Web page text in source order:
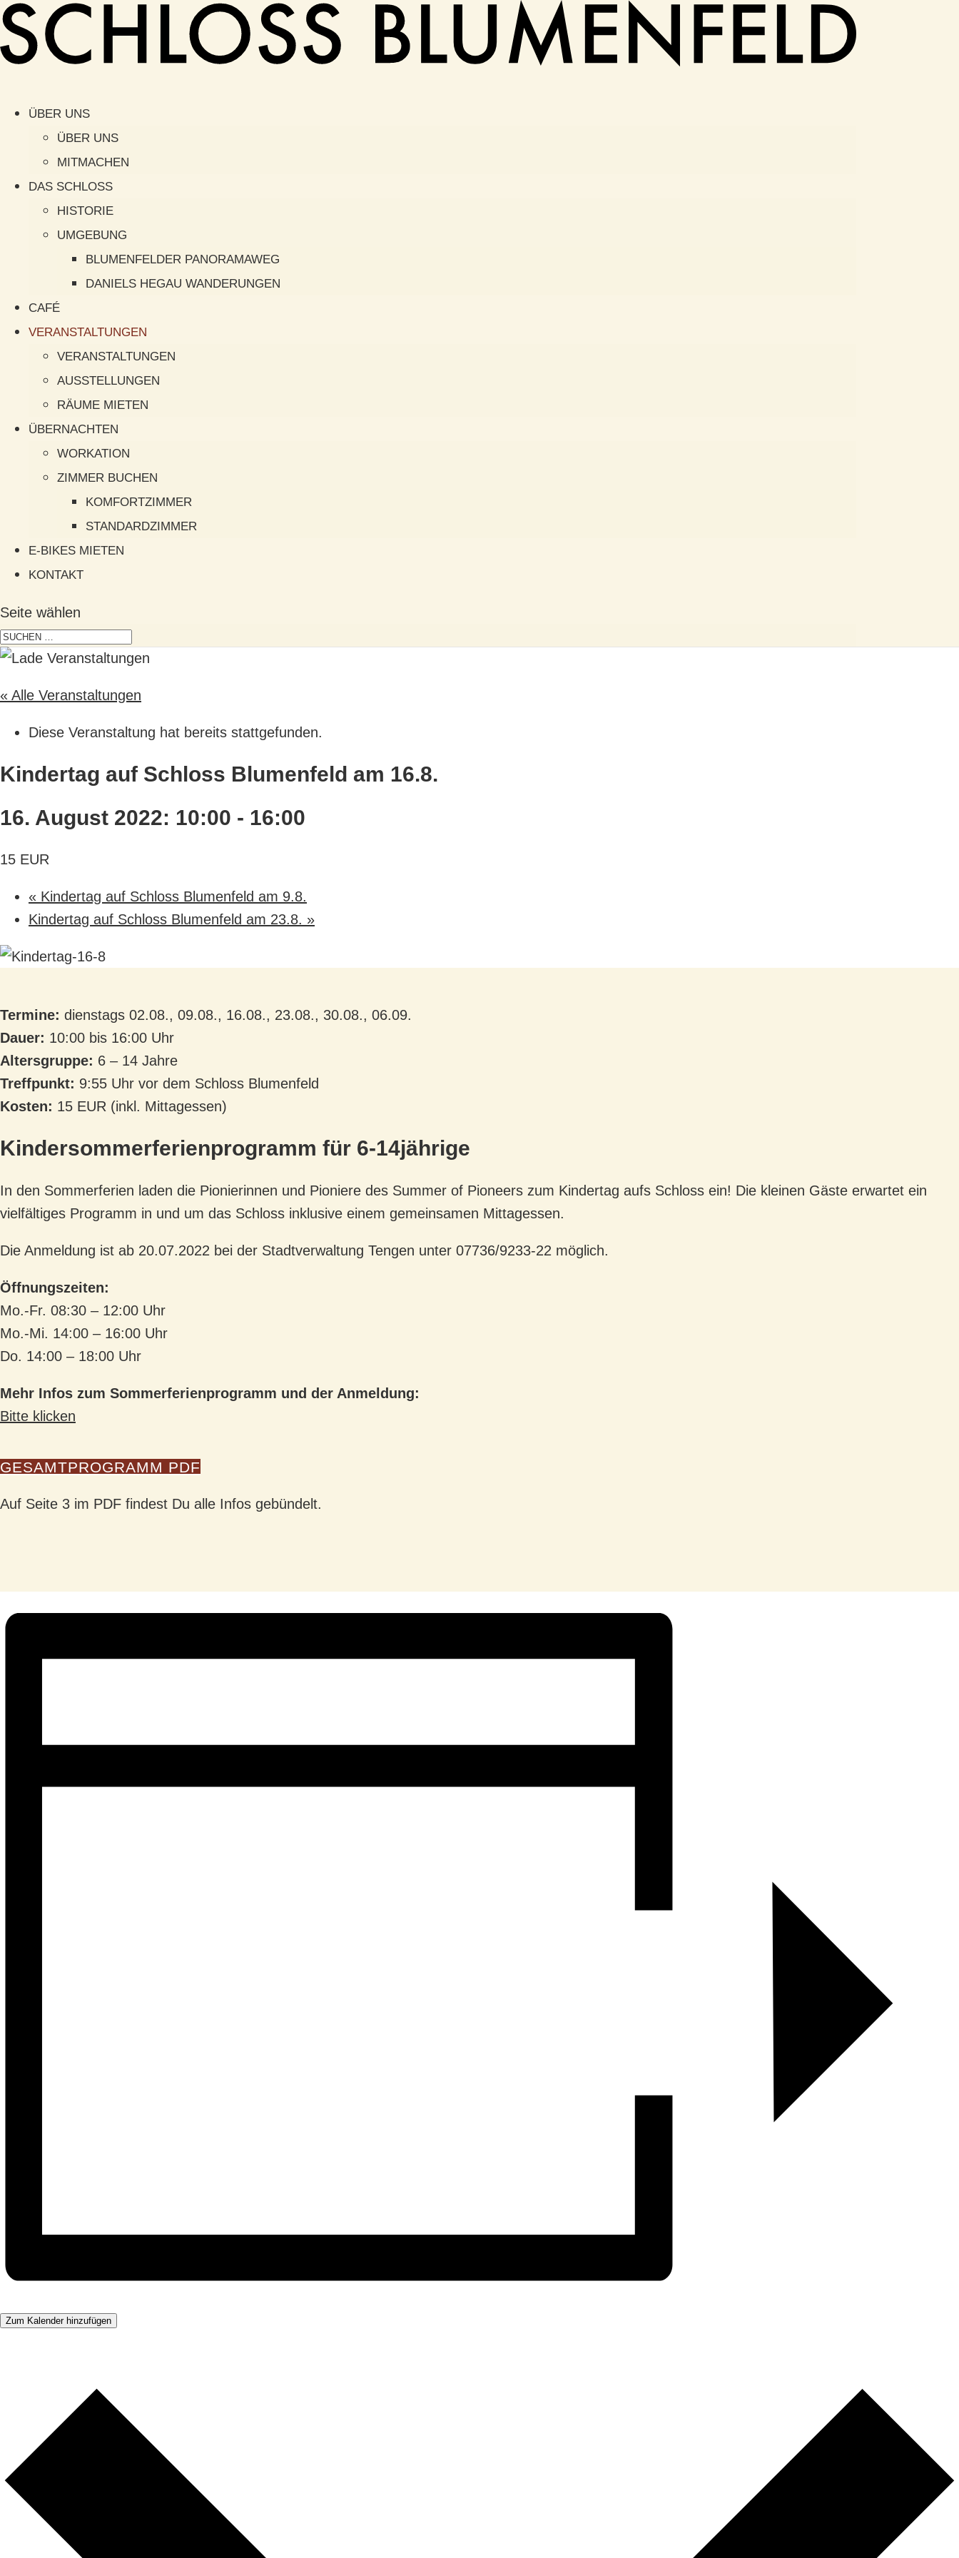
ÜBER UNS
ÜBER UNS
MITMACHEN
DAS SCHLOSS
HISTORIE
UMGEBUNG
BLUMENFELDER PANORAMAWEG
DANIELS HEGAU WANDERUNGEN
CAFÉ
VERANSTALTUNGEN
VERANSTALTUNGEN
AUSSTELLUNGEN
RÄUME MIETEN
ÜBERNACHTEN
WORKATION
ZIMMER BUCHEN
KOMFORTZIMMER
STANDARDZIMMER
E-BIKES MIETEN
KONTAKT
Seite wählen
« Alle Veranstaltungen
Diese Veranstaltung hat bereits stattgefunden.
Kindertag auf Schloss Blumenfeld am 16.8.
16. August 2022: 10:00 - 16:00
15 EUR
« Kindertag auf Schloss Blumenfeld am 9.8.
Kindertag auf Schloss Blumenfeld am 23.8. »
Termine: dienstags 02.08., 09.08., 16.08., 23.08., 30.08., 06.09.
Dauer: 10:00 bis 16:00 Uhr
Altersgruppe: 6 – 14 Jahre
Treffpunkt: 9:55 Uhr vor dem Schloss Blumenfeld
Kosten: 15 EUR (inkl. Mittagessen)
Kindersommerferienprogramm für 6-14jährige
In den Sommerferien laden die Pionierinnen und Pioniere des Summer of Pioneers zum Kindertag aufs Schloss ein! Die kleinen Gäste erwartet ein
vielfältiges Programm in und um das Schloss inklusive einem gemeinsamen Mittagessen.
Die Anmeldung ist ab 20.07.2022 bei der Stadtverwaltung Tengen unter 07736/9233-22 möglich.
Öffnungszeiten:
Mo.-Fr. 08:30 – 12:00 Uhr
Mo.-Mi. 14:00 – 16:00 Uhr
Do. 14:00 – 18:00 Uhr
Mehr Infos zum Sommerferienprogramm und der Anmeldung:
Bitte klicken
GESAMTPROGRAMM PDF
Auf Seite 3 im PDF findest Du alle Infos gebündelt.
Zum Kalender hinzufügen